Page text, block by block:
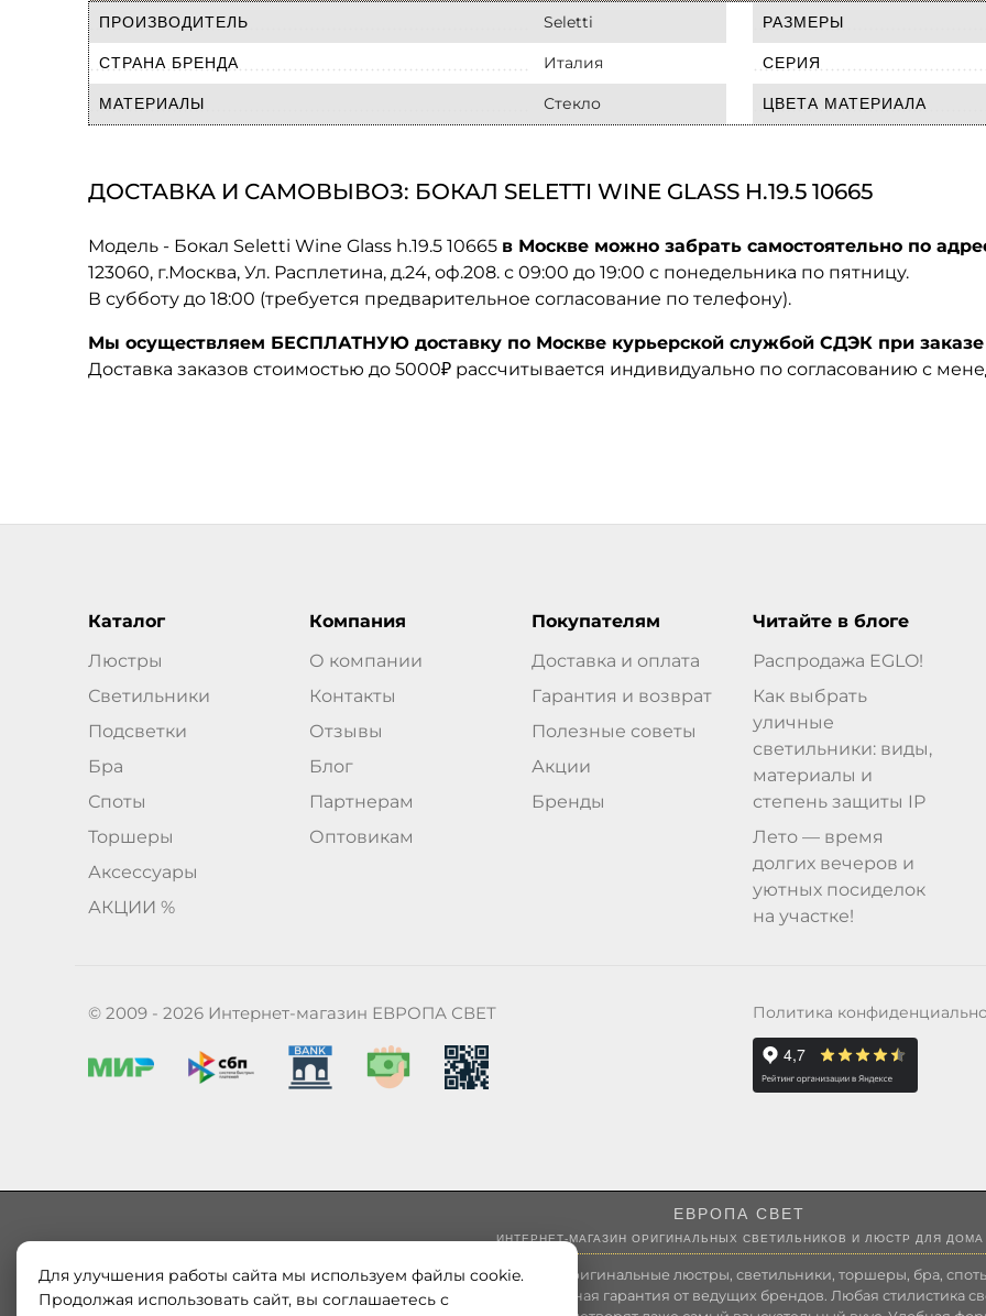
ПРОИЗВОДИТЕЛЬ Seletti
СТРАНА БРЕНДА Италия
МАТЕРИАЛЫ Стекло
РАЗМЕРЫ
СЕРИЯ
ЦВЕТА МАТЕРИАЛА
ДОСТАВКА И САМОВЫВОЗ: БОКАЛ SELETTI WINE GLASS H.19.5 10665
Модель - Бокал Seletti Wine Glass h.19.5 10665 в Москве можно забрать самостоятельно по
123060, г.Москва, Ул. Расплетина, д.24, оф.208. с 09:00 до 19:00 с понедельника по пятницу.
В субботу до 18:00 (требуется предварительное согласование по телефону).
Мы осуществляем БЕСПЛАТНУЮ доставку по Москве курьерской службой СДЭК при заказе
Доставка заказов стоимостью до 5000₽ рассчитывается индивидуально по согласованию с
Каталог
Люстры
Светильники
Подсветки
Бра
Споты
Торшеры
Аксессуары
АКЦИИ %
Компания
О компании
Контакты
Отзывы
Блог
Партнерам
Оптовикам
Покупателям
Доставка и оплата
Гарантия и возврат
Полезные советы
Акции
Бренды
Читайте в блоге
Распродажа EGLO!
Как выбрать
уличные
светильники: виды,
материалы и
степень защиты IP
Лето — время
долгих вечеров и
уютных посиделок
на участке!
© 2009 - 2026 Интернет-магазин ЕВРОПА СВЕТ Политика
ЕВРОПА СВЕТ
ИНТЕРНЕТ-МАГАЗИН ОРИГИНАЛЬНЫХ СВЕТИЛЬНИКОВ И ЛЮСТР ДЛЯ ДОМА
Наш магазин «ЕВРОПА СВЕТ» поставляет и продает в России оригинальные люстры, светильники, торшеры, бра,
Европы и России. Только оригинальная продукция. Полноценная гарантия от ведущих брендов. Любая стилистика
Для улучшения работы сайта мы используем файлы cookie.
Продолжая использовать сайт, вы соглашаетесь с